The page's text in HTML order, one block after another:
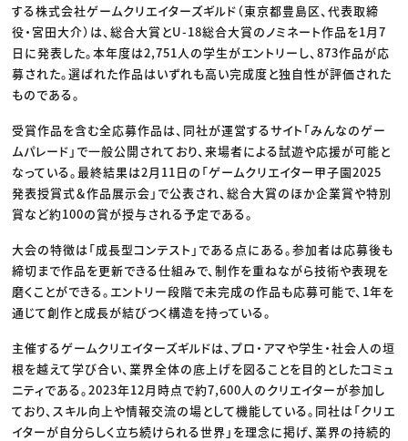
する株式会社ゲームクリエイターズギルド（東京都豊島区、代表取締
役・宮田大介）は、総合大賞とU-18総合大賞のノミネート作品を1月7
日に発表した。本年度は2,751人の学生がエントリーし、873作品が応
募された。選ばれた作品はいずれも高い完成度と独自性が評価された
ものである。
受賞作品を含む全応募作品は、同社が運営するサイト「みんなのゲー
ムパレード」で一般公開されており、来場者による試遊や応援が可能と
なっている。最終結果は2月11日の「ゲームクリエイター甲子園2025
発表授賞式＆作品展示会」で公表され、総合大賞のほか企業賞や特別
賞など約100の賞が授与される予定である。
大会の特徴は「成長型コンテスト」である点にある。参加者は応募後も
締切まで作品を更新できる仕組みで、制作を重ねながら技術や表現を
磨くことができる。エントリー段階で未完成の作品も応募可能で、1年を
通じて創作と成長が結びつく構造を持っている。
主催するゲームクリエイターズギルドは、プロ・アマや学生・社会人の垣
根を越えて学び合い、業界全体の底上げを図ることを目的としたコミュ
ニティである。2023年12月時点で約7,600人のクリエイターが参加し
ており、スキル向上や情報交流の場として機能している。同社は「クリエ
イターが自分らしく立ち続けられる世界」を理念に掲げ、業界の持続的